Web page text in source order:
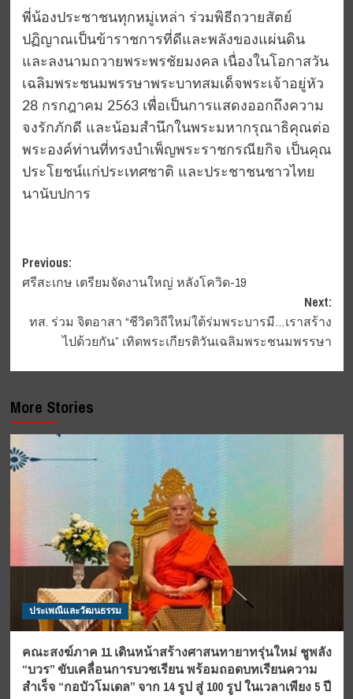
พี่น้องประชาชนทุกหมู่เหล่า ร่วมพิธีถวายสัตย์
ปฏิญาณเป็นข้าราชการที่ดีและพลังของแผ่นดิน
และลงนามถวายพระพรชัยมงคล เนื่องในโอกาสวัน
เฉลิมพระชนมพรรษาพระบาทสมเด็จพระเจ้าอยู่หัว
28 กรกฎาคม 2563 เพื่อเป็นการแสดงออกถึงความ
จงรักภักดี และน้อมสำนึกในพระมหากรุณาธิคุณต่อ
พระองค์ท่านที่ทรงบำเพ็ญพระราชกรณียกิจ เป็นคุณ
ประโยชน์แก่ประเทศชาติ และประชาชนชาวไทย
นานับปการ
Post
navigation
Previous:
ศรีสะเกษ เตรียมจัดงานใหญ่ หลังโควิด-19
Next:
ทส. ร่วม จิตอาสา “ชีวิตวิถีใหม่ใต้ร่มพระบารมี…เราสร้าง
ไปด้วยกัน” เทิดพระเกียรติวันเฉลิมพระชนมพรรษา
More Stories
ประเพณีและวัฒนธรรม
คณะสงฆ์ภาค 11 เดินหน้าสร้างศาสนทายาทรุ่นใหม่ ชูพลัง
“บวร” ขับเคลื่อนการบวชเรียน พร้อมถอดบทเรียนความ
สำเร็จ “กอบัวโมเดล” จาก 14 รูป สู่ 100 รูป ในเวลาเพียง 5 ปี